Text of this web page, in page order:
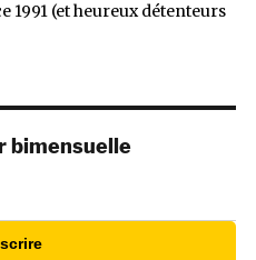
1991 (et heureux détenteurs
bimensuelle